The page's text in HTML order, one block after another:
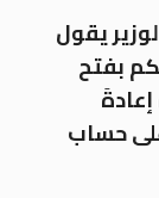
يقول
بفتح
حساب